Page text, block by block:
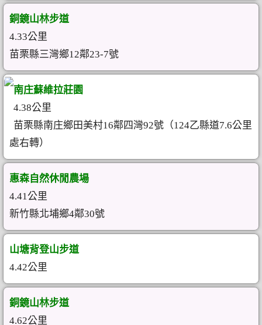
銅鏡山林步道
4.33公里
苗栗縣三灣鄉12鄰23-7號
南庄蘇維拉莊園
4.38公里
苗栗縣南庄鄉田美村16鄰四灣92號（124乙縣道7.6公里
處右轉）
惠森自然休閒農場
4.41公里
新竹縣北埔鄉4鄰30號
山塘背登山步道
4.42公里
銅鏡山林步道
4.62公里